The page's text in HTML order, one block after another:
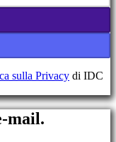
sulla Privacy di IDC
mail.